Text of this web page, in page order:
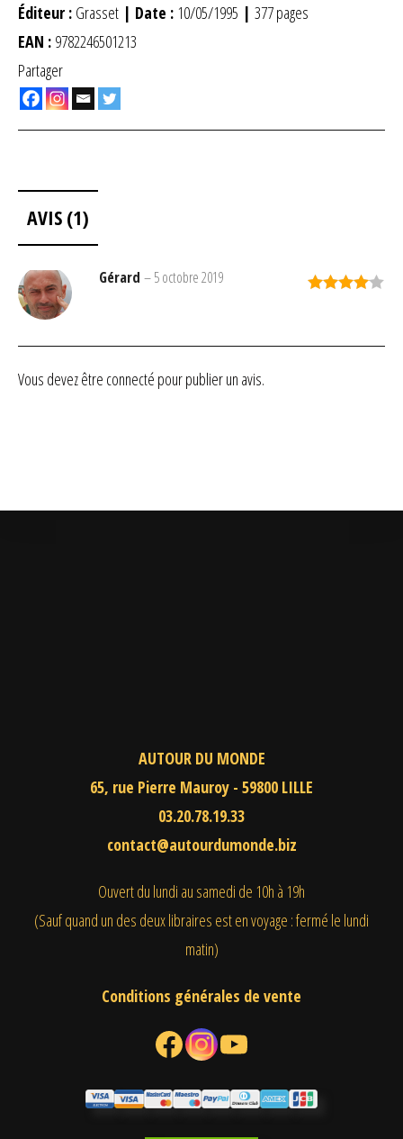
Éditeur : Grasset | Date : 10/05/1995 | 377 pages
EAN : 9782246501213
Partager
AVIS (1)
Gérard –5 octobre 2019
Vous devez être connecté pour publier un avis.
AUTOUR DU MONDE
65, rue Pierre Mauroy - 59800 LILLE
03.20.78.19.33
contact@autourdumonde.biz
Ouvert du lundi au samedi de 10h à 19h
(Sauf quand un des deux libraires est en voyage : fermé le lundi
matin)
Conditions générales de vente
Facebook Instagram YouTube